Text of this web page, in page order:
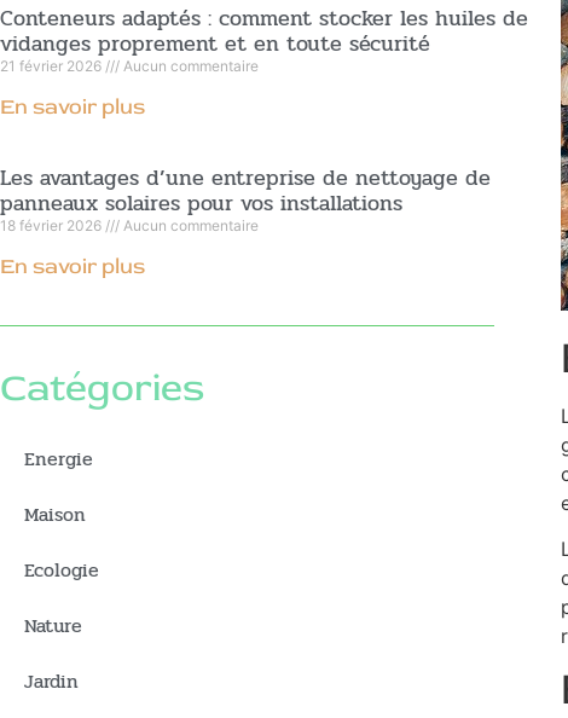
Conteneurs adaptés : comment stocker les huiles de
vidanges proprement et en toute sécurité
21 février 2026 Aucun commentaire
En savoir plus
Les avantages d’une entreprise de nettoyage de
panneaux solaires pour vos installations
18 février 2026 Aucun commentaire
En savoir plus
Catégories
Energie
Maison
Ecologie
Nature
Jardin